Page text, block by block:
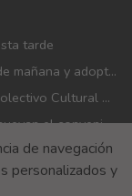
tarde
El Ayuntamiento habilita aparcamientos desde mañana y adopta medidas de movilidad con motivo de las fiestas patronales
La matrícula para los cursos de pintura del Colectivo Cultural Almudí se abrirá del 1 al 4 de septiembre
El Ayuntamiento y el Banco de Alimentos renuevan el convenio de financiación de la entidad
El Ayuntamiento entrega los pañuelicos rojos de fiestas a los bebés nacidos en 2025
de navegación
personalizados y